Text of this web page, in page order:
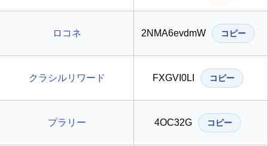
ロコネ 2NMA6evdmW コピー
クラシルリワード FXGVI0LI コピー
プラリー 4OC32G コピー